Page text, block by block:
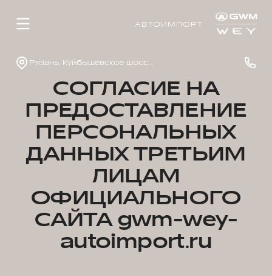
АВТОИМПОРТ
Рязань, Куйбышевское шоссе, д. 40, стр. 1
СОГЛАСИЕ НА
ПРЕДОСТАВЛЕНИЕ
ПЕРСОНАЛЬНЫХ
ДАННЫХ ТРЕТЬИМ
ЛИЦАМ
ОФИЦИАЛЬНОГО
САЙТА gwm-wey-
autoimport.ru